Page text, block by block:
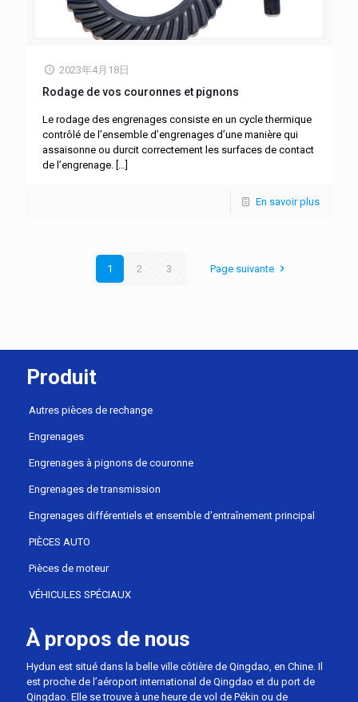
2023年4月18日
Rodage de vos couronnes et pignons
Le rodage des engrenages consiste en un cycle thermique
contrôlé de l’ensemble d’engrenages d’une manière qui
assaisonne ou durcit correctement les surfaces de contact
de l’engrenage.
En savoir plus
1 2 3 Page suivante
Produit
Autres pièces de rechange
Engrenages
Engrenages à pignons de couronne
Engrenages de transmission
Engrenages différentiels et ensemble d'entraînement principal
PIÈCES AUTO
Pièces de moteur
VÉHICULES SPÉCIAUX
À propos de nous
Hydun est situé dans la belle ville côtière de Qingdao, en Chine. Il
est proche de l’aéroport international de Qingdao et du port de
Qingdao. Elle se trouve à une heure de vol de Pékin ou de